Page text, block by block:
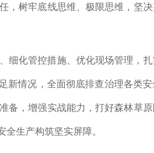
树牢底线思维、极限思维，坚
化管控措施、优化现场管理，
新情况，全面彻底排查治理各类
，增强实战能力，打好森林草原
生产构筑坚实屏障。